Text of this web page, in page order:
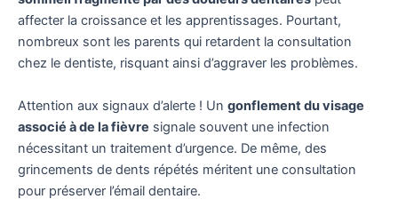
affecter la croissance et les apprentissages. Pourtant,
nombreux sont les parents qui retardent la consultation
chez le dentiste, risquant ainsi d’aggraver les problèmes.
Attention aux signaux d’alerte ! Un gonflement du visage
associé à de la fièvre signale souvent une infection
nécessitant un traitement d’urgence. De même, des
grincements de dents répétés méritent une consultation
pour préserver l’émail dentaire.